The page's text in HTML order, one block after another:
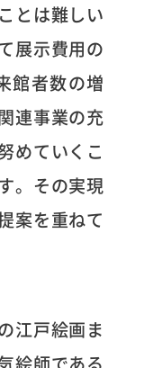
とは難しい
展示費用の
館者数の増
連事業の充
めていくこ
。その実現
案を重ねて
江戸絵画ま